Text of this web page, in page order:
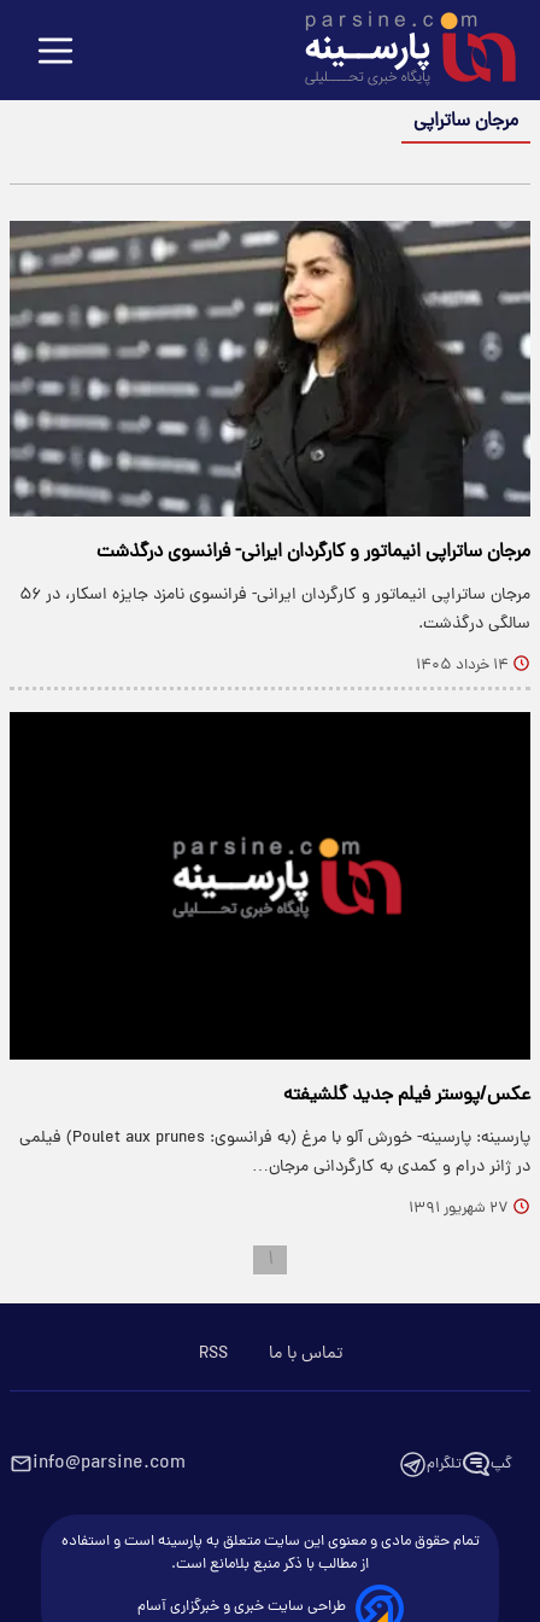
مرجان ساتراپی
مرجان ساتراپی انیماتور و کارگردان ایرانی- فرانسوی درگذشت
مرجان ساتراپی انیماتور و کارگردان ایرانی- فرانسوی نامزد جایزه اسکار، در ۵۶
سالگی درگذشت.
۱۴ خرداد ۱۴۰۵
عكس/پوستر فيلم جديد گلشيفته
پارسینه: پارسينه- خورش آلو با مرغ (به فرانسوی: Poulet aux prunes) فیلمی
در ژانر درام و کمدی به کارگردانی مرجان…
۲۷ شهریور ۱۳۹۱
۱
تماس با ما RSS
گپ تلگرام info@parsine.com
تمام حقوق مادی و معنوی این سایت متعلق به پارسینه است و استفاده
از مطالب با ذکر منبع بلامانع است.
طراحی سایت خبری و خبرگزاری آسام